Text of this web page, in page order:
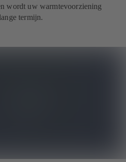
wordt uw warmtevoorziening
termijn.